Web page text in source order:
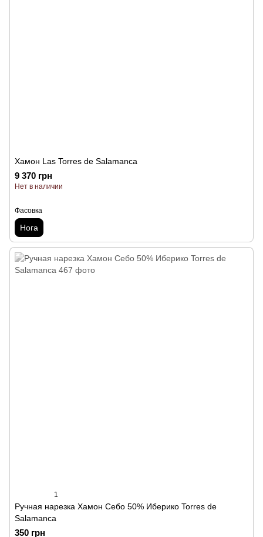
Хамон Las Torres de Salamanca
9 370 грн
Нет в наличии
Фасовка
Нога
1
Ручная нарезка Хамон Себо 50% Иберико Torres de
Salamanca
350 грн